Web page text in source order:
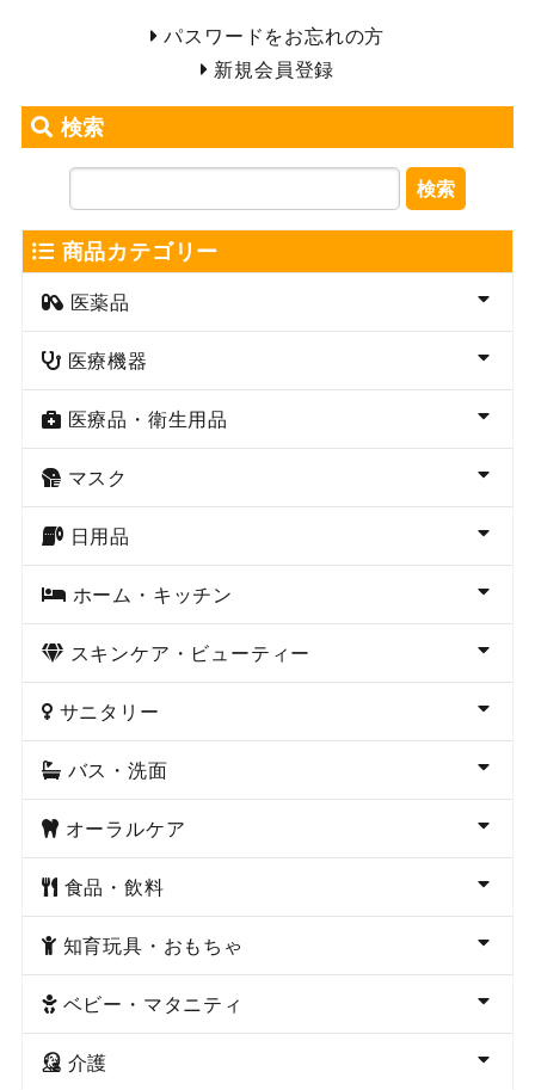
パスワードをお忘れの方
新規会員登録
検索
検索
商品カテゴリー
医薬品
医療機器
医療品・衛生用品
マスク
日用品
ホーム・キッチン
スキンケア・ビューティー
サニタリー
バス・洗面
オーラルケア
食品・飲料
知育玩具・おもちゃ
ベビー・マタニティ
介護